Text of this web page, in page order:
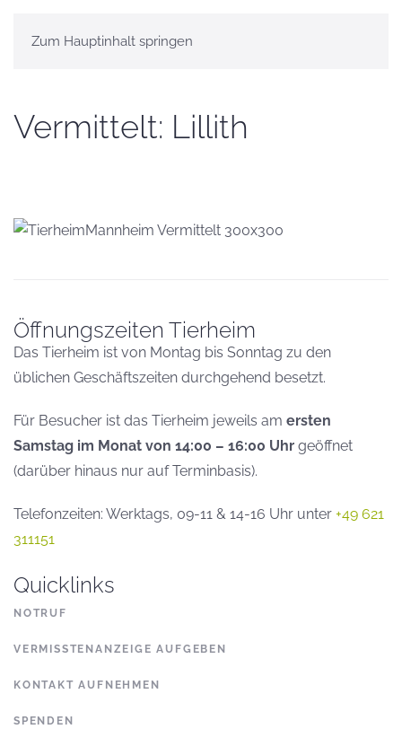
Zum Hauptinhalt springen
Vermittelt: Lillith
Öffnungszeiten Tierheim
Das Tierheim ist von Montag bis Sonntag zu den
üblichen Geschäftszeiten durchgehend besetzt.
Für Besucher ist das Tierheim jeweils am ersten
Samstag im Monat von 14:00 – 16:00 Uhr geöffnet
(darüber hinaus nur auf Terminbasis).
Telefonzeiten: Werktags, 09-11 & 14-16 Uhr unter +49 621
311151
Quicklinks
NOTRUF
VERMISSTENANZEIGE AUFGEBEN
KONTAKT AUFNEHMEN
SPENDEN